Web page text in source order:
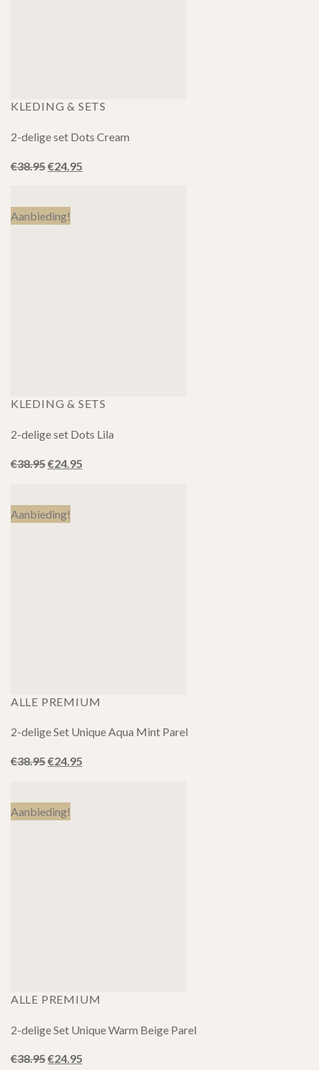
KLEDING & SETS
2-delige set Dots Cream
€38.95Oorspronkelijke
prijs
€24.95Huidige
prijs
Aanbieding!
KLEDING & SETS
2-delige set Dots Lila
€38.95Oorspronkelijke
prijs
€24.95Huidige
prijs
Aanbieding!
ALLE PREMIUM
2-delige Set Unique Aqua Mint Parel
€38.95Oorspronkelijke
€24.95Huidige
Aanbieding!
ALLE PREMIUM
2-delige Set Unique Warm Beige Parel
€38.95Oorspronkelijke
€24.95Huidige